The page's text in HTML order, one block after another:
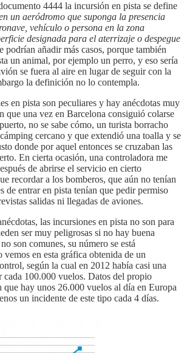
4444 la incursión en pista se define
un aeródromo que suponga la presencia
vehículo o persona en la zona
designada para el aterrizaje o despegue
podrían añadir más casos, porque también
un animal, por ejemplo un perro, y eso sería
se fuera al aire en lugar de seguir con la
la definición no lo contempla.
en pista son peculiares y hay anécdotas muy
que una vez en Barcelona consiguió colarse
no se sabe cómo, un turista borracho
cercano y que extendió una toalla y se
donde por aquel entonces se cruzaban las
En cierta ocasión, una controladora me
de abrirse el servicio en cierto
recordar a los bomberos, que aún no tenían
de entrar en pista tenían que pedir permiso
salidas ni llegadas de aviones.
las incursiones en pista no son para
ser muy peligrosas si no hay buena
son comunes, su número se está
vemos en esta gráfica obtenida de un
según la cual en 2012 había casi una
cada 100.000 vuelos. Datos del propio
que hay unos 26.000 vuelos al día en Europa
un incidente de este tipo cada 4 días.